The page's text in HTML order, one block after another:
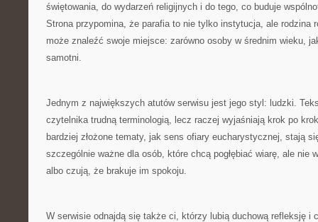
świętowania, do wydarzeń religijnych i do tego, co buduje
Strona przypomina, że parafia to nie tylko instytucja, ale rodzina
może znaleźć swoje miejsce: zarówno osoby w średnim wieku,
samotni.
Jednym z największych atutów serwisu jest jego styl: ludzki.
czytelnika trudną terminologią, lecz raczej wyjaśniają krok po
bardziej złożone tematy, jak sens ofiary eucharystycznej, stają
szczególnie ważne dla osób, które chcą pogłębiać wiarę, ale nie
albo czują, że brakuje im spokoju.
W serwisie odnajdą się także ci, którzy lubią duchową refleksję i